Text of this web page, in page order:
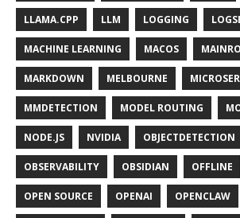
LLAMA.CPP LLM LOGGING
MACHINE LEARNING MACOS
MARKDOWN MELBOURNE
MMDETECTION MODEL ROUTING
NODE.JS NVIDIA OBJECTDETECTION
OBSERVABILITY OBSIDIAN OFFLINE
OPEN SOURCE OPENAI OPENCLAW